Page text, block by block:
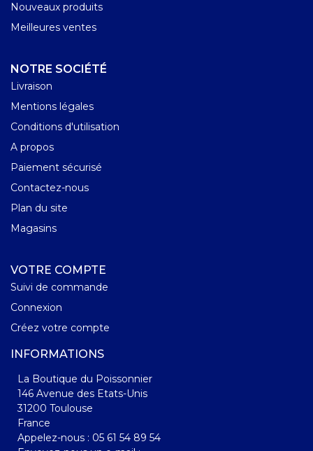
Nouveaux produits
Meilleures ventes
NOTRE SOCIÉTÉ
Livraison
Mentions légales
Conditions d'utilisation
A propos
Paiement sécurisé
Contactez-nous
Plan du site
Magasins
VOTRE COMPTE
Suivi de commande
Connexion
Créez votre compte
INFORMATIONS
La Boutique du Poissonnier
146 Avenue des Etats-Unis
31200 Toulouse
France
Appelez-nous : 05 61 54 89 54